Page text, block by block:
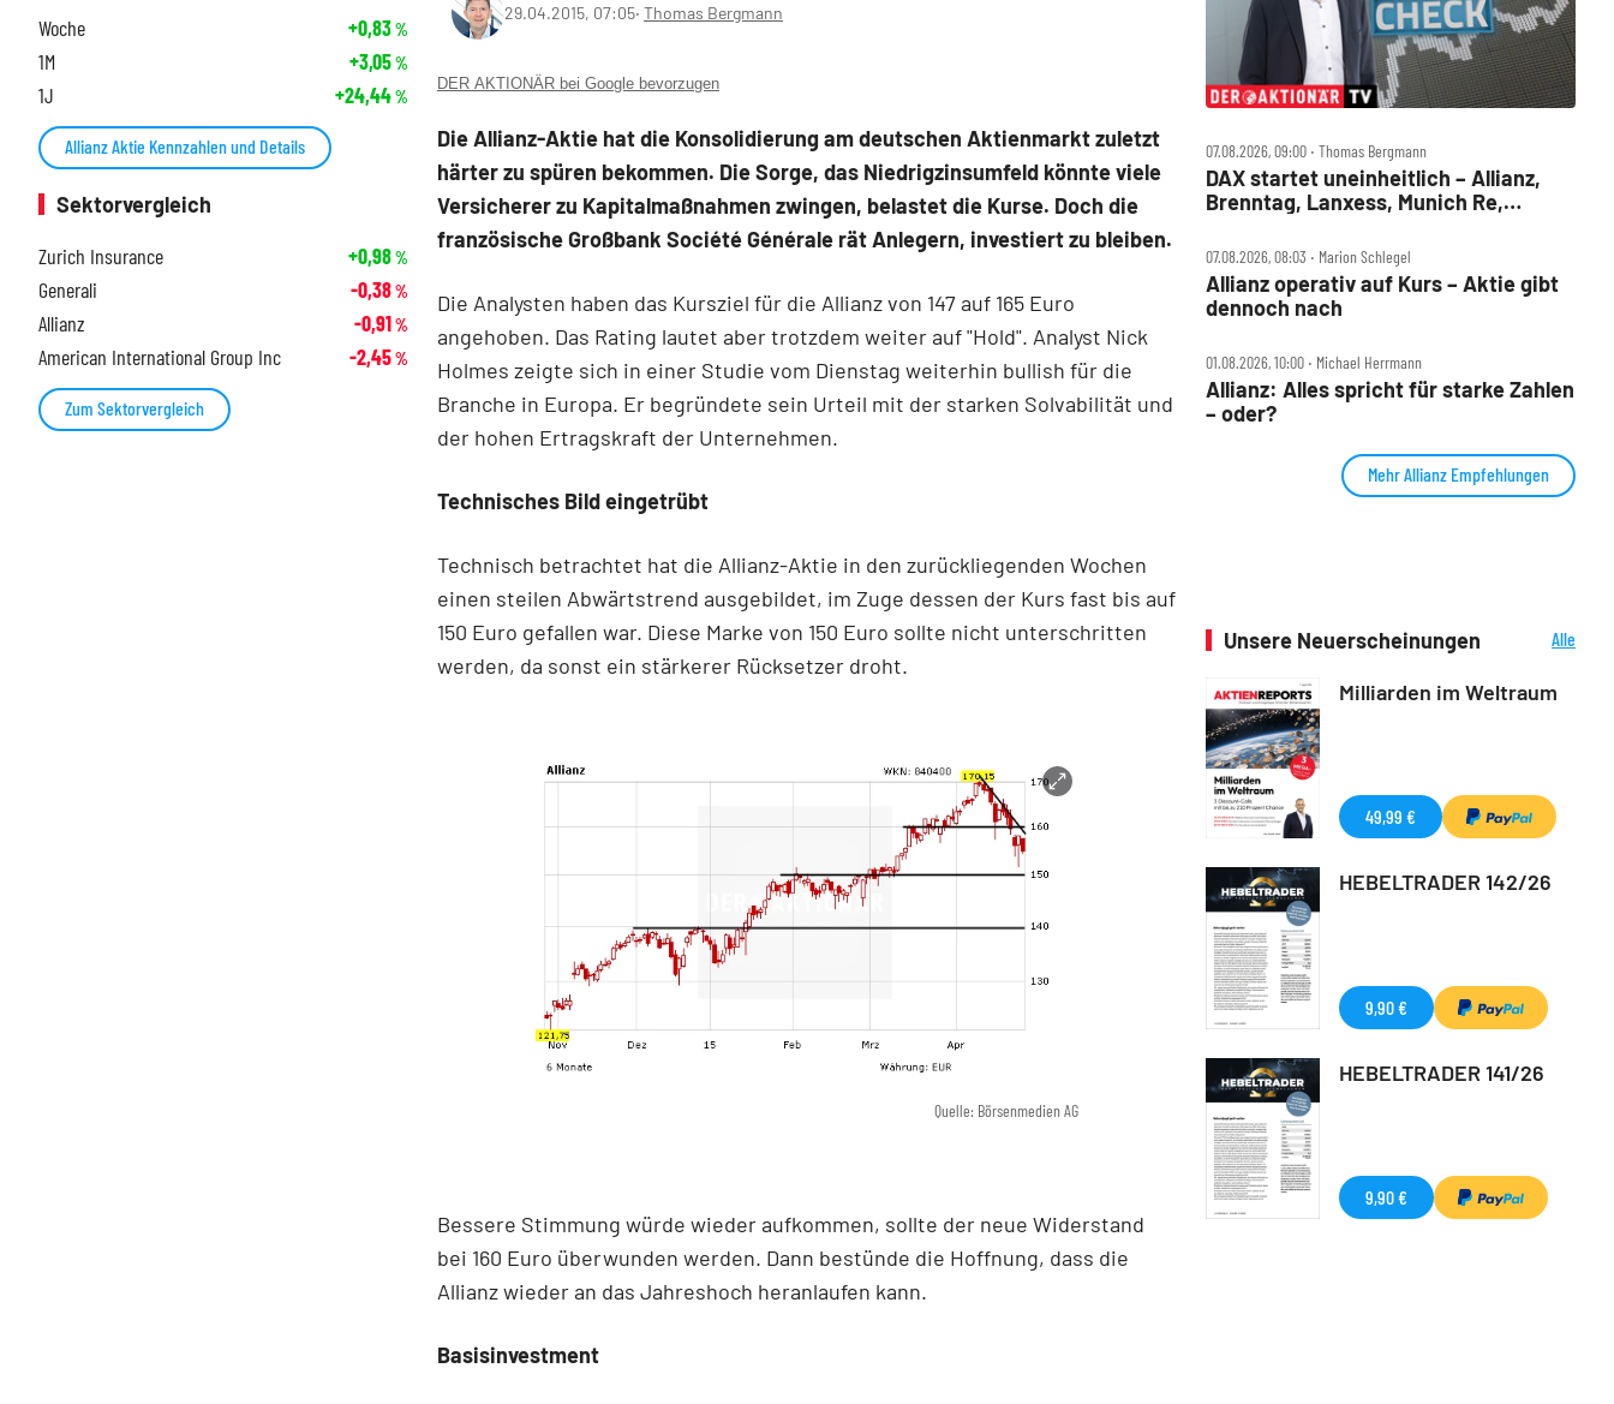
29.04.2015, 07:05‧ Thomas Bergmann
DER AKTIONÄR bei Google bevorzugen
Die Allianz-Aktie hat die Konsolidierung am deutschen Aktienmarkt zuletzt
härter zu spüren bekommen. Die Sorge, das Niedrigzinsumfeld könnte viele
Versicherer zu Kapitalmaßnahmen zwingen, belastet die Kurse. Doch die
französische Großbank Société Générale rät Anlegern, investiert zu bleiben.
Die Analysten haben das Kursziel für die Allianz von 147 auf 165 Euro
angehoben. Das Rating lautet aber trotzdem weiter auf "Hold". Analyst Nick
Holmes zeigte sich in einer Studie vom Dienstag weiterhin bullish für die
Branche in Europa. Er begründete sein Urteil mit der starken Solvabilität und
der hohen Ertragskraft der Unternehmen.
Technisches Bild eingetrübt
Technisch betrachtet hat die Allianz-Aktie in den zurückliegenden Wochen
einen steilen Abwärtstrend ausgebildet, im Zuge dessen der Kurs fast bis auf
150 Euro gefallen war. Diese Marke von 150 Euro sollte nicht unterschritten
werden, da sonst ein stärkerer Rücksetzer droht.
Quelle: Börsenmedien AG
Bessere Stimmung würde wieder aufkommen, sollte der neue Widerstand
bei 160 Euro überwunden werden. Dann bestünde die Hoffnung, dass die
Allianz wieder an das Jahreshoch heranlaufen kann.
Basisinvestment
Woche +0,83%
1M +3,05%
1J +24,44%
Allianz Aktie Kennzahlen und Details
Sektorvergleich
Zurich Insurance
+0,98%
Generali -0,38%
Allianz -0,91%
American International Group Inc -2,45%
Zum Sektorvergleich
07.08.2026, 09:00 ‧ Thomas Bergmann
DAX startet uneinheitlich – Allianz,
Brenntag, Lanxess, Munich Re,
07.08.2026, 08:03 ‧ Marion Schlegel
Allianz operativ auf Kurs – Aktie gibt
dennoch nach
01.08.2026, 10:00 ‧ Michael Herrmann
Allianz: Alles spricht für starke Zahlen
– oder?
Mehr Allianz Empfehlungen
Unsere Neuerscheinungen
Alle
Milliarden im Weltraum
49,99 €
HEBELTRADER 142/26
9,90 €
HEBELTRADER 141/26
9,90 €